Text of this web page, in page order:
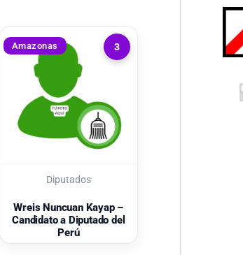
3
Amazonas
Diputados
Wreis Nuncuan Kayap –
Candidato a Diputado del
Perú